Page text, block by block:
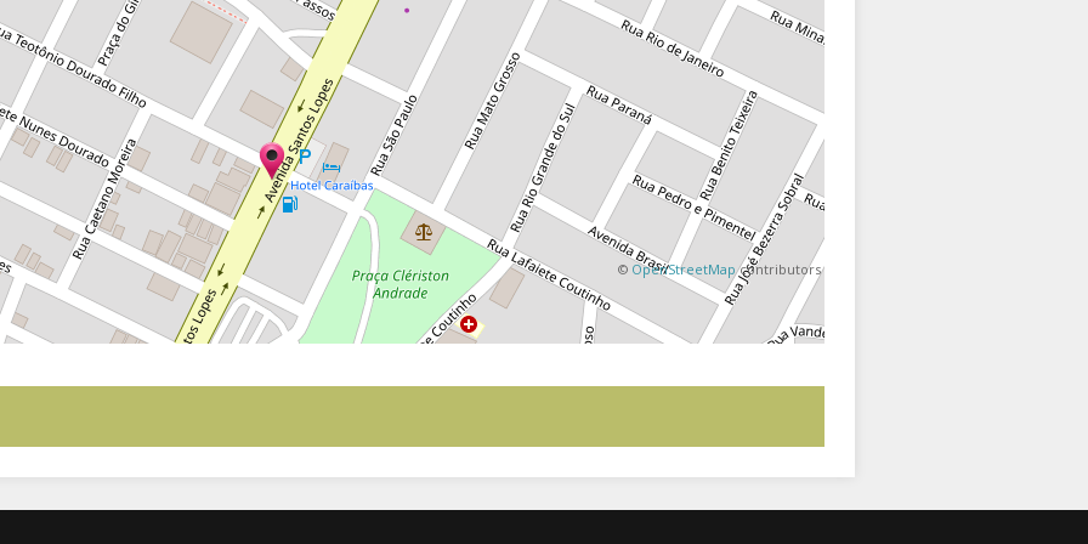
© OpenStreetMapcontributors